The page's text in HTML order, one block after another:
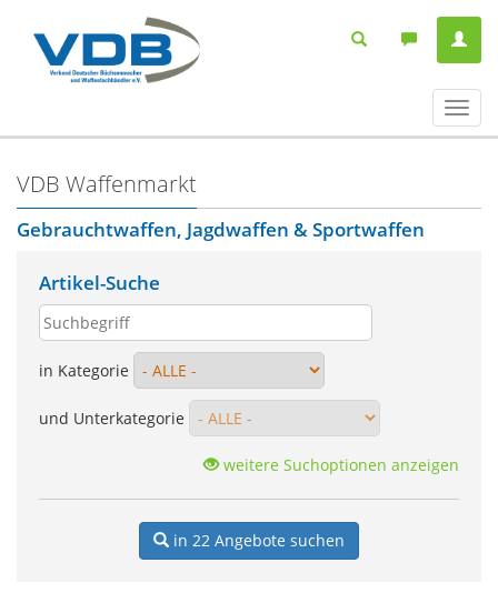
ein-/
VDB Waffenmarkt
Gebrauchtwaffen, Jagdwaffen & Sportwaffen
Artikel-Suche
in Kategorie
und Unterkategorie
weitere Suchoptionen anzeigen
in 22 Angebote suchen